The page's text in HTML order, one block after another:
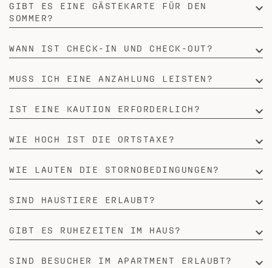
GIBT ES EINE GÄSTEKARTE FÜR DEN
SOMMER?
WANN IST CHECK-IN UND CHECK-OUT?
MUSS ICH EINE ANZAHLUNG LEISTEN?
IST EINE KAUTION ERFORDERLICH?
WIE HOCH IST DIE ORTSTAXE?
WIE LAUTEN DIE STORNOBEDINGUNGEN?
SIND HAUSTIERE ERLAUBT?
GIBT ES RUHEZEITEN IM HAUS?
SIND BESUCHER IM APARTMENT ERLAUBT?